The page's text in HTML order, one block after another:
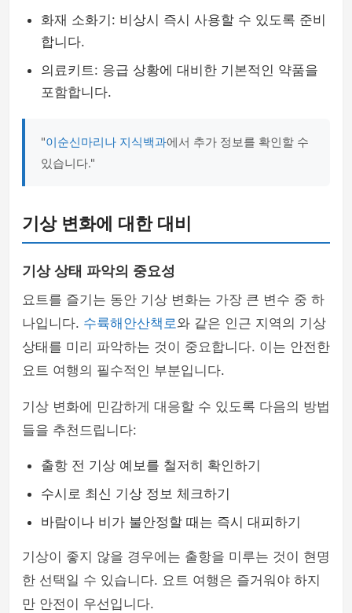
화재 소화기: 비상시 즉시 사용할 수 있도록 준비
합니다.
의료키트: 응급 상황에 대비한 기본적인 약품을
포함합니다.
"이순신마리나 지식백과에서 추가 정보를 확인할 수
있습니다."
기상 변화에 대한 대비
기상 상태 파악의 중요성
요트를 즐기는 동안 기상 변화는 가장 큰 변수 중 하
나입니다. 수륙해안산책로와 같은 인근 지역의 기상
상태를 미리 파악하는 것이 중요합니다. 이는 안전한
요트 여행의 필수적인 부분입니다.
기상 변화에 민감하게 대응할 수 있도록 다음의 방법
들을 추천드립니다:
출항 전 기상 예보를 철저히 확인하기
수시로 최신 기상 정보 체크하기
바람이나 비가 불안정할 때는 즉시 대피하기
기상이 좋지 않을 경우에는 출항을 미루는 것이 현명
한 선택일 수 있습니다. 요트 여행은 즐거워야 하지
만 안전이 우선입니다.